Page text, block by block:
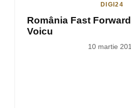
DIGI24
România Fast
Voicu
10 martie